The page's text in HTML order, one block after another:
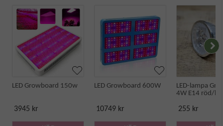
LED Growboard 150w
3945 kr
LED Growboard 600W
10749 kr
LED-lampa
4W E14 röd/blå
255 kr